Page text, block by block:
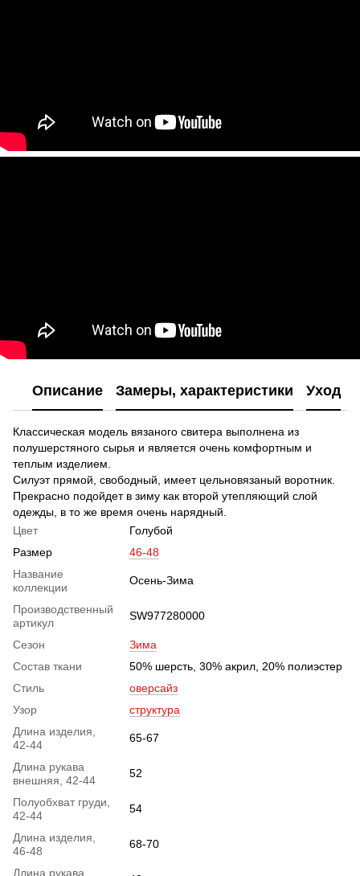
Описание Замеры, характеристики Уход
Классическая модель вязаного свитера выполнена из
полушерстяного сырья и является очень комфортным и
теплым изделием.
Силуэт прямой, свободный, имеет цельновязаный воротник.
Прекрасно подойдет в зиму как второй утепляющий слой
одежды, в то же время очень нарядный.
Цвет
Голубой
Размер
46-48
Название
коллекции
Осень-Зима
Производственный
артикул
SW977280000
Сезон
Зима
Состав ткани
50% шерсть, 30% акрил, 20% полиэстер
Стиль
оверсайз
Узор
структура
Длина изделия,
42-44
65-67
Длина рукава
внешняя, 42-44
52
Полуобхват груди,
42-44
54
Длина изделия,
46-48
68-70
Длина рукава